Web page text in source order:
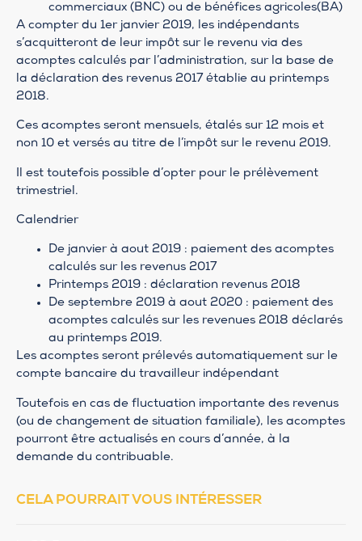
commerciaux (BNC) ou de bénéfices agricoles(BA)
A compter du 1er janvier 2019, les indépendants
s’acquitteront de leur impôt sur le revenu via des
acomptes calculés par l’administration, sur la base de
la déclaration des revenus 2017 établie au printemps
2018.
Ces acomptes seront mensuels, étalés sur 12 mois et
non 10 et versés au titre de l’impôt sur le revenu 2019.
Il est toutefois possible d’opter pour le prélèvement
trimestriel.
Calendrier
De janvier à aout 2019 : paiement des acomptes
calculés sur les revenus 2017
Printemps 2019 : déclaration revenus 2018
De septembre 2019 à aout 2020 : paiement des
acomptes calculés sur les revenues 2018 déclarés
au printemps 2019.
Les acomptes seront prélevés automatiquement sur le
compte bancaire du travailleur indépendant
Toutefois en cas de fluctuation importante des revenus
(ou de changement de situation familiale), les acomptes
pourront être actualisés en cours d’année, à la
demande du contribuable.
CELA POURRAIT VOUS INTÉRESSER